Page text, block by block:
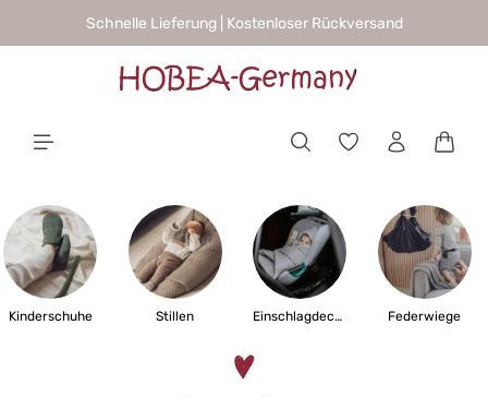
springenSchnelle Lieferung | Kostenloser Rückversand
Kinderschuhe Stillen Einschlagdecken Federwiege